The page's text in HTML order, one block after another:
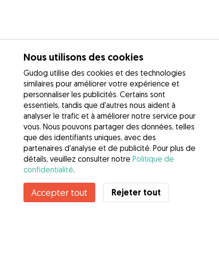
Nous utilisons des cookies
Gudog utilise des cookies et des technologies
similaires pour améliorer votre expérience et
personnaliser les publicités. Certains sont
essentiels, tandis que d'autres nous aident à
analyser le trafic et à améliorer notre service pour
vous. Nous pouvons partager des données, telles
que des identifiants uniques, avec des
partenaires d'analyse et de publicité. Pour plus de
détails, veuillez consulter notre Politique de
confidentialité.
Accepter tout Rejeter tout